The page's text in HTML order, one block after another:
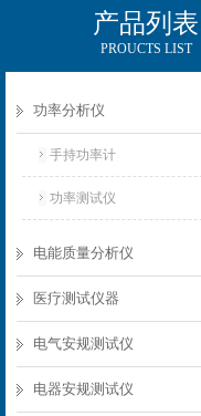
产品列表
PROUCTS LIST
功率分析仪
手持功率计
功率测试仪
电能质量分析仪
医疗测试仪器
电气安规测试仪
电器安规测试仪